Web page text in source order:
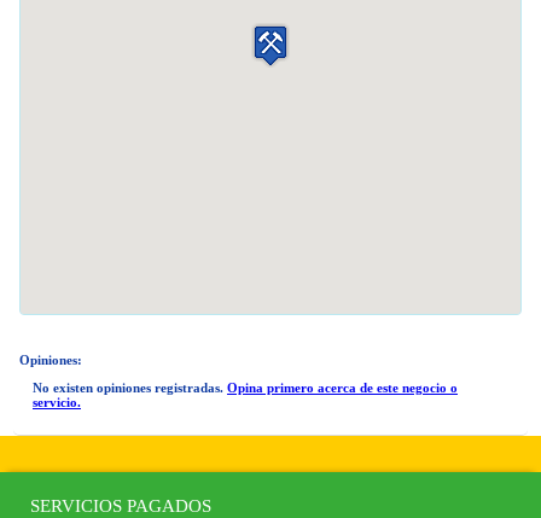
Opiniones:
No existen opiniones registradas. Opina primero acerca de este negocio o
servicio.
SERVICIOS PAGADOS